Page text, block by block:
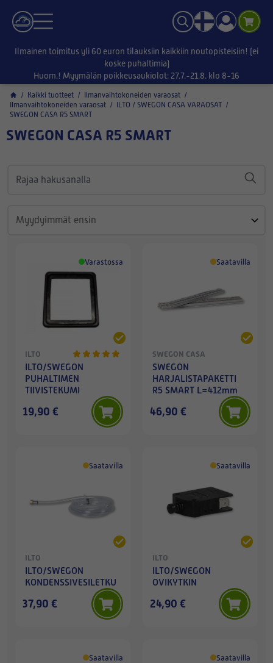
Ilmainen toimitus yli 60 euron tilauksiin kaikkiin noutopisteisiin! (ei
koske puhaltimia)
Huom.! Myymälän poikkeusaukiolot: 27.7.-21.8. klo 8-16
/ Kaikki tuotteet / Ilmanvaihtokoneiden varaosat /
Ilmanvaihtokoneiden varaosat / ILTO / SWEGON CASA VARAOSAT /
SWEGON CASA R5 SMART
SWEGON CASA R5 SMART
Varastossa
ILTO
ILTO/SWEGON
PUHALTIMEN
TIIVISTEKUMI
19,90 €
Saatavilla
SWEGON CASA
SWEGON
HARJALISTAPAKETTI
R5 SMART L=412mm
46,90 €
Saatavilla
ILTO
ILTO/SWEGON
KONDENSSIVESILETKU
37,90 €
Saatavilla
ILTO
ILTO/SWEGON
OVIKYTKIN
24,90 €
Saatavilla Saatavilla